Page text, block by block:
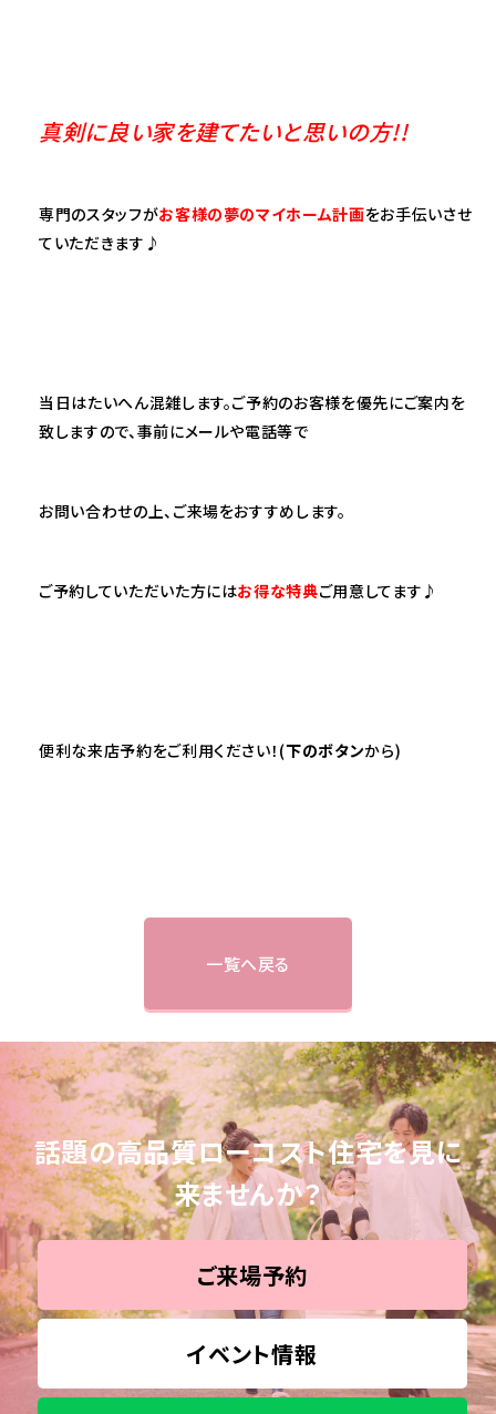
真剣に良い家を建てたいと思いの方!!
専門のスタッフがお客様の夢のマイホーム計画をお手伝いさせ
ていただきます♪
当日はたいへん混雑します。ご予約のお客様を優先にご案内を
致しますので、事前にメールや電話等で
お問い合わせの上、ご来場をおすすめします。
ご予約していただいた方にはお得な特典ご用意してます♪
便利な来店予約をご利用ください！(下のボタンから)
一覧へ戻る
話題の高品質ローコスト住宅を見に
来ませんか？
ご来場予約
イベント情報